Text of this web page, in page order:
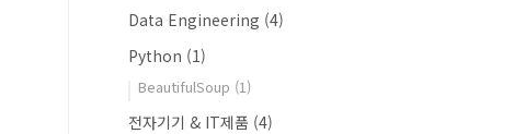
Data Engineering (4)
Python (1)
BeautifulSoup (1)
전자기기 & IT제품 (4)